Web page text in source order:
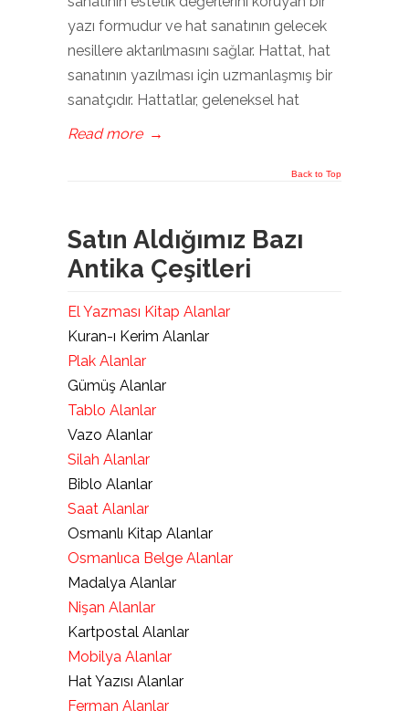
yazı formudur ve hat sanatının gelecek
nesillere aktarılmasını sağlar. Hattat, hat
sanatının yazılması için uzmanlaşmış bir
sanatçıdır. Hattatlar, geleneksel hat
Read more →
Back to Top
Satın Aldığımız Bazı
Antika Çeşitleri
El Yazması Kitap Alanlar
Kuran-ı Kerim Alanlar
Plak Alanlar
Gümüş Alanlar
Tablo Alanlar
Vazo Alanlar
Silah Alanlar
Biblo Alanlar
Saat Alanlar
Osmanlı Kitap Alanlar
Osmanlıca Belge Alanlar
Madalya Alanlar
Nişan Alanlar
Kartpostal Alanlar
Mobilya Alanlar
Hat Yazısı Alanlar
Ferman Alanlar